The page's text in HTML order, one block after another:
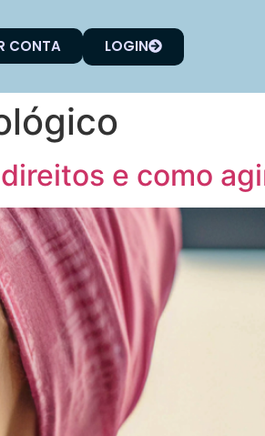
CONTA LOGIN
e como